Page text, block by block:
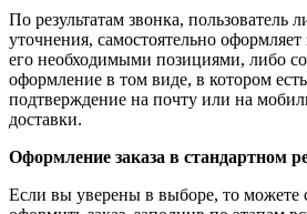
По результатам звонка, пользователь
уточнения, самостоятельно оформляет
его необходимыми позициями, либо
оформление в том виде, в котором
подтверждение на почту или на
доставки.
Оформление заказа в стандартном
Если вы уверены в выборе, то можете